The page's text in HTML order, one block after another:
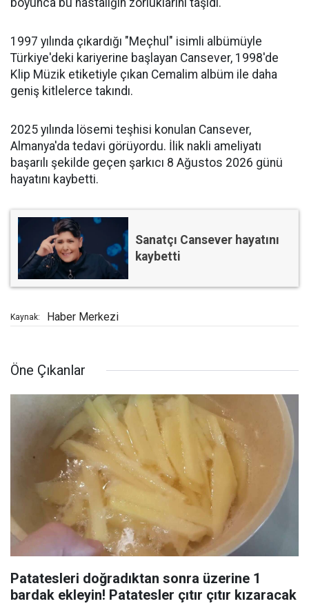
boyunca bu hastalığın zorluklarını taşıdı.
1997 yılında çıkardığı "Meçhul" isimli albümüyle
Türkiye'deki kariyerine başlayan Cansever, 1998'de
Klip Müzik etiketiyle çıkan Cemalim albüm ile daha
geniş kitlelerce takındı.
2025 yılında lösemi teşhisi konulan Cansever,
Almanya'da tedavi görüyordu. İlik nakli ameliyatı
başarılı şekilde geçen şarkıcı 8 Ağustos 2026 günü
hayatını kaybetti.
Sanatçı Cansever hayatını
kaybetti
Kaynak: Haber Merkezi
Öne Çıkanlar
Patatesleri doğradıktan sonra üzerine 1
bardak ekleyin! Patatesler çıtır çıtır kızaracak